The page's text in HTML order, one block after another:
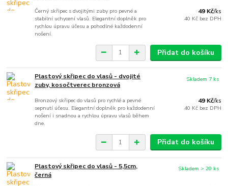
Černý skřipec s dvojitými zuby pro pevné a
stabilní uchycení vlasů. Elegantní doplněk pro
rychlou úpravu účesu a pohodlné každodenní
nošení.
49 Kč/ks
40 Kč bez DPH
Přidat do košíku
Plastový skřipec do vlasů - dvojité
zuby, kosočtverec bronzová
Bronzový skřipec do vlasů pro rychlé a pevné
sepnutí účesu. Elegantní doplněk pro každodenní
nošení i snadnou a rychlou úpravu vlasů během
dne.
49 Kč/ks
40 Kč bez DPH
Skladem 7 ks
Přidat do košíku
Plastový skřipec do vlasů - 5,5cm,
černá
Skladem > 20 ks